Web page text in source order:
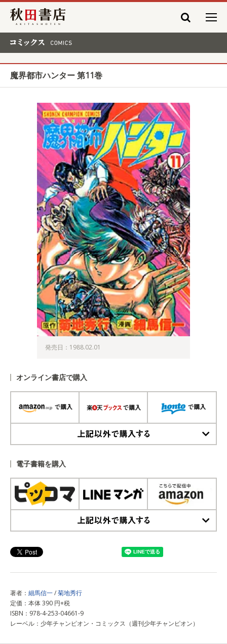
秋田書店
魔界都市ハンター 第11巻
発売日：1988.02.01
オンライン書店で購入
電子書籍を購入
著者： 細馬信一/菊地秀行
定価：本体 390 円+税
ISBN：978-4-253-04661-9
レーベル：少年チャンピオン・コミックス（週刊少年チャンピオン）